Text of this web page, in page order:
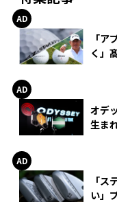
「
く」
オデ
生ま
「
い」